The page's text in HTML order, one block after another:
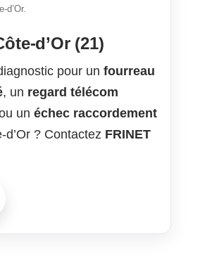
d’Or.
d’Or (21)
pour un fourreau
, un regard télécom
un échec raccordement
d’Or ? Contactez FRINET